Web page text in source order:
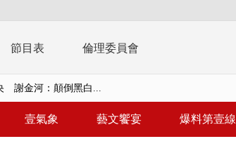
節目表 倫理委員會
謝金河：顛倒黑白...
杖後竟能蹦蹦跳跳
壹氣象 藝文饗宴 爆料第壹線